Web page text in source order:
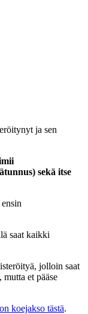
ja sen
sekä itse
saat kaikki
jolloin saat
et pääse
koejakso tästä.